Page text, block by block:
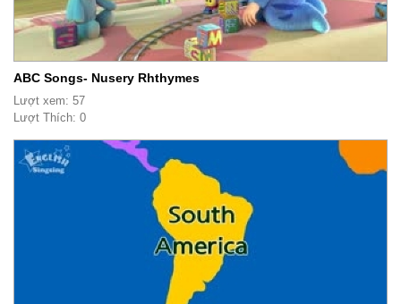
ABC Songs- Nusery Rhthymes
Lượt xem: 57
Lượt Thích: 0